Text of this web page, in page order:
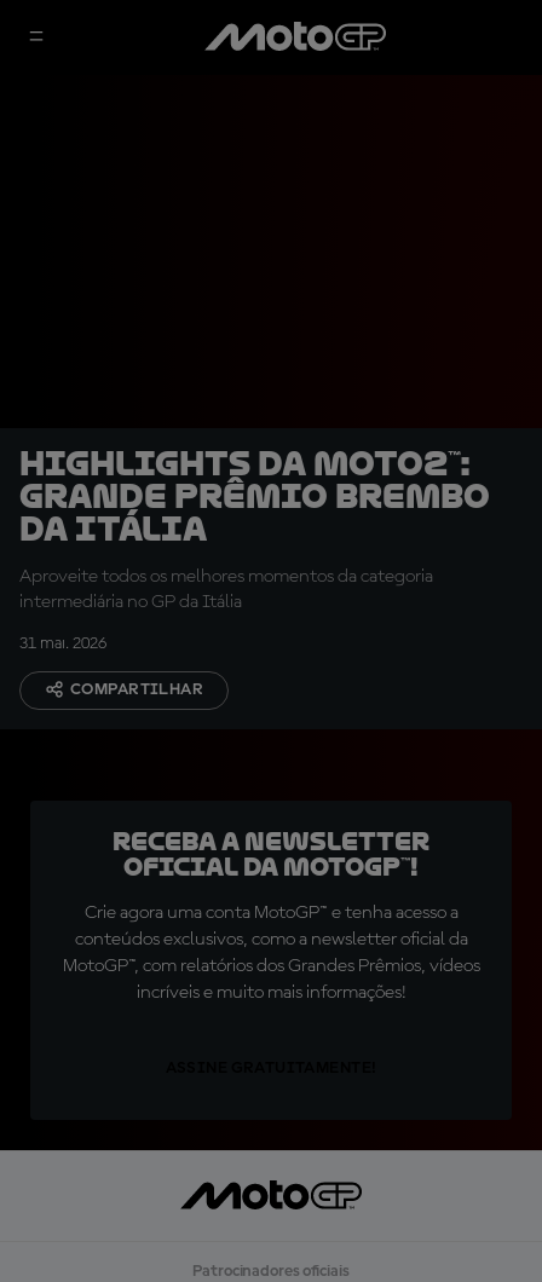
Highlights da Moto2™:
Grande Prêmio Brembo
da Itália
Aproveite todos os melhores momentos da categoria
intermediária no GP da Itália
31 mai. 2026
COMPARTILHAR
Receba a newsletter
oficial da MotoGP™!
Crie agora uma conta MotoGP™ e tenha acesso a
conteúdos exclusivos, como a newsletter oficial da
MotoGP™, com relatórios dos Grandes Prêmios, vídeos
incríveis e muito mais informações!
Patrocinadores oficiais